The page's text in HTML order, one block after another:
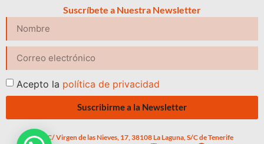
Suscríbete a Nuestra Newsletter
Acepto la política de privacidad
Suscribirme a la Newsletter
C/ Virgen de las Nieves, 17, 38108 La Laguna, S/C de Tenerife